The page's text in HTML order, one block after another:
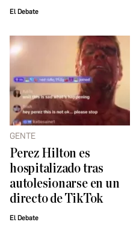
El Debate
GENTE
Perez Hilton es
hospitalizado tras
autolesionarse en un
directo de TikTok
El Debate